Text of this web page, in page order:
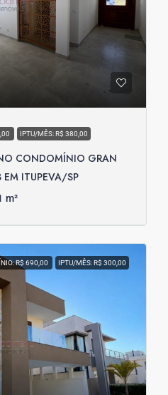
IPTU/MÊS: R$ 380,00
CONDOMÍNIO GRAN
ITUPEVA/SP
m²
R$ 690,00 IPTU/MÊS: R$ 300,00